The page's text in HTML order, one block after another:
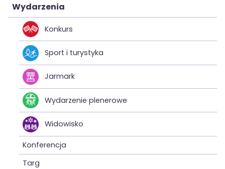
Wydarzenia
Konkurs
Sport i turystyka
Jarmark
Wydarzenie plenerowe
Widowisko
Konferencja
Targ